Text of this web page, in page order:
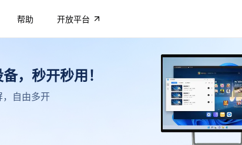
帮助 开放平台
，秒开秒用！
自由多开